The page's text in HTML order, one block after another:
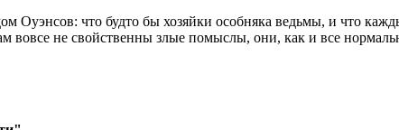
Оуэнсов: что будто бы хозяйки особняка ведьмы, и что
вовсе не свойственны злые помыслы, они, как и все